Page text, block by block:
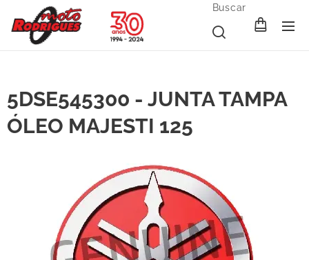
Buscar
5DSE545300 - JUNTA TAMPA
ÓLEO MAJESTI 125